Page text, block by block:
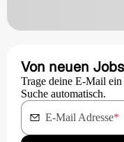
Von neuen
Trage deine E-Mail ein
Suche automatisch.
E-Mail Adresse*